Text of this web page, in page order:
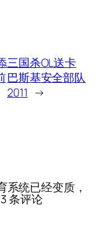
三国杀OL送卡
巴斯基安全部队
2011 →
系统已经变质，
条评论